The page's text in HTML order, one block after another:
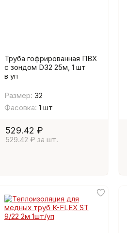
Труба гофрированная ПВХ
с зондом D32 25м, 1 шт
в уп
Размер: 32
Фасовка: 1 шт
529.42 ₽
529.42 ₽ за шт.